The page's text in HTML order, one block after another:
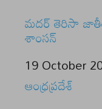
మదర్ తెరిసా
శాంసన్
Date
19 October
In relation to
ఆంధ్రప్రదేశ్